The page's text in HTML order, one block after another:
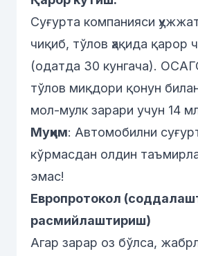
Суғурта компанияси
чиқиб, тўлов ҳақида қарор
(одатда 30 кунгача).
тўлов миқдори қонун
мол-мулк зарари учун 14
Муҳим: Автомобилни
кўрмасдан олдин
эмас!
Европротокол
расмийлаштириш)
Агар зарар оз бўлса,